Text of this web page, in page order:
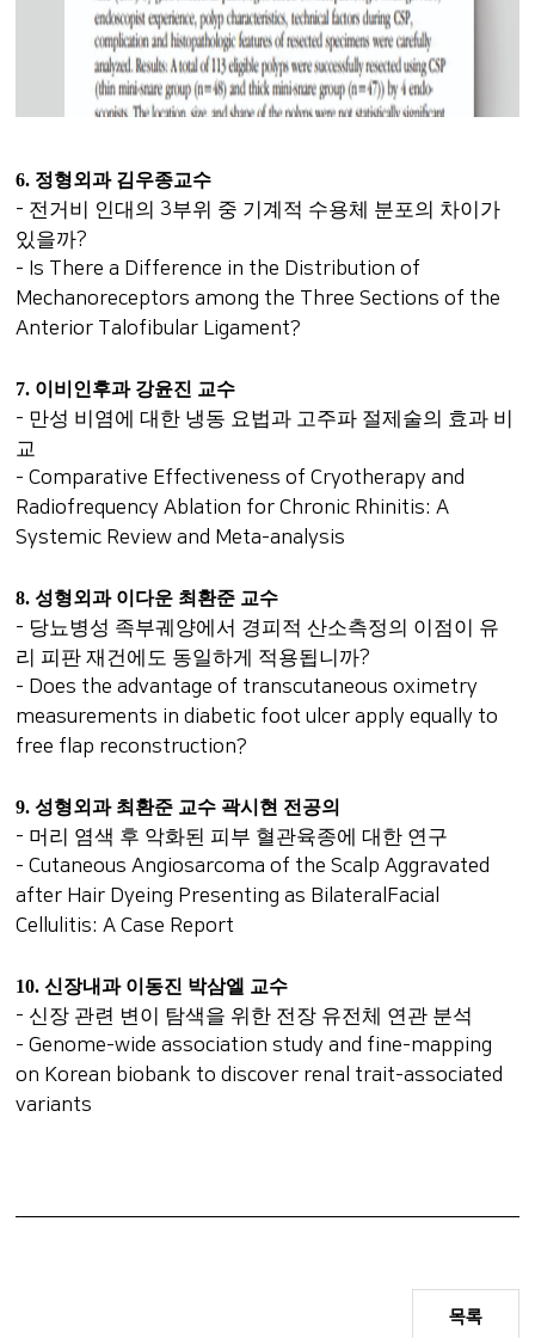
6. 정형외과 김우종교수
- 전거비 인대의3부위 중 기계적 수용체 분포의 차이가
있을까?
- Is There a Difference in the Distribution of
Mechanoreceptors among the Three Sections of the
Anterior Talofibular Ligament?
7. 이비인후과 강윤진 교수
- 만성 비염에 대한 냉동 요법과 고주파 절제술의 효과 비
교
- Comparative Effectiveness of Cryotherapy and
Radiofrequency Ablation for Chronic Rhinitis: A
Systemic Review and Meta-analysis
8.성형외과 이다운 최환준 교수
- 당뇨병성 족부궤양에서 경피적 산소측정의 이점이 유
리 피판 재건에도 동일하게 적용됩니까?
- Does the advantage of transcutaneous oximetry
measurements in diabetic foot ulcer apply equally to
free flap reconstruction?
9.성형외과 최환준 교수 곽시현 전공의
- 머리 염색 후 악화된 피부 혈관육종에 대한 연구
- Cutaneous Angiosarcoma of the Scalp Aggravated
after Hair Dyeing Presenting as BilateralFacial
Cellulitis: A Case Report
10.신장내과 이동진 박삼엘 교수
- 신장 관련 변이 탐색을 위한 전장 유전체 연관 분석
- Genome-wide association study and fine-mapping
on Korean biobank to discover renal trait-associated
variants
목록